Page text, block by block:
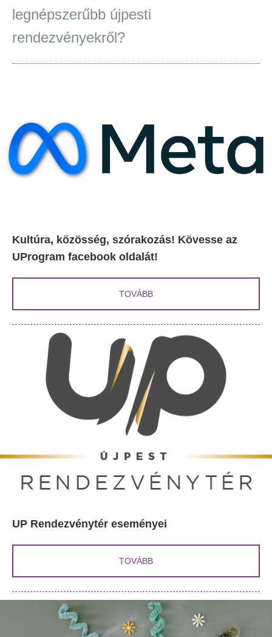
legnépszerűbb újpesti
rendezvényekről?
Kultúra, közösség, szórakozás! Kövesse az
UProgram facebook oldalát!
TOVÁBB
UP Rendezvénytér eseményei
TOVÁBB